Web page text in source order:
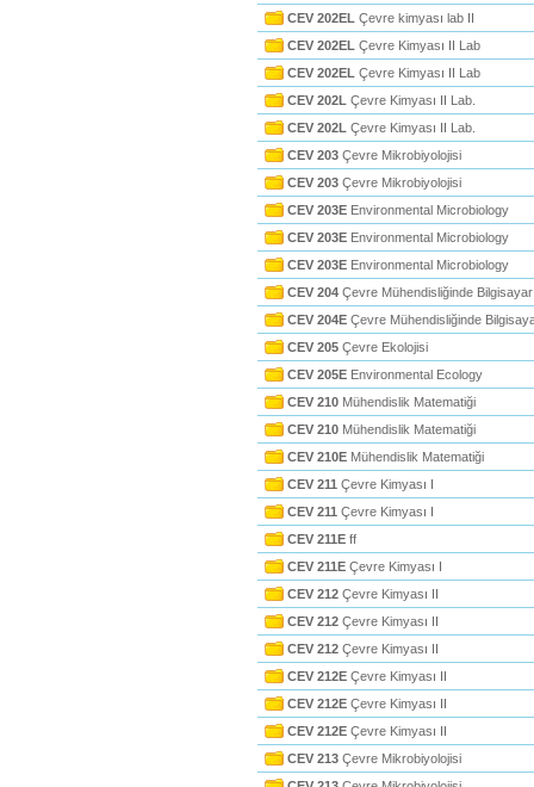
CEV 202EL Çevre kimyası lab II
CEV 202EL Çevre Kimyası II Lab
CEV 202EL Çevre Kimyası II Lab
CEV 202L Çevre Kimyası II Lab.
CEV 202L Çevre Kimyası II Lab.
CEV 203 Çevre Mikrobiyolojisi
CEV 203 Çevre Mikrobiyolojisi
CEV 203E Environmental Microbiology
CEV 203E Environmental Microbiology
CEV 203E Environmental Microbiology
CEV 204 Çevre Mühendisliğinde
CEV 204E Çevre Mühendisliğinde
CEV 205 Çevre Ekolojisi
CEV 205E Environmental Ecology
CEV 210 Mühendislik Matematiği
CEV 210 Mühendislik Matematiği
CEV 210E Mühendislik Matematiği
CEV 211 Çevre Kimyası I
CEV 211 Çevre Kimyası I
CEV 211E ff
CEV 211E Çevre Kimyası I
CEV 212 Çevre Kimyası II
CEV 212 Çevre Kimyası II
CEV 212 Çevre Kimyası II
CEV 212E Çevre Kimyası II
CEV 212E Çevre Kimyası II
CEV 212E Çevre Kimyası II
CEV 213 Çevre Mikrobiyolojisi